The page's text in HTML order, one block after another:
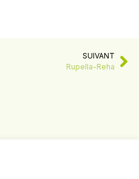
SUIVANT
Rupella-Reha